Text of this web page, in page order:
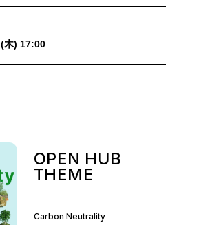
木) 17:00
OPEN HUB
THEME
Carbon Neutrality